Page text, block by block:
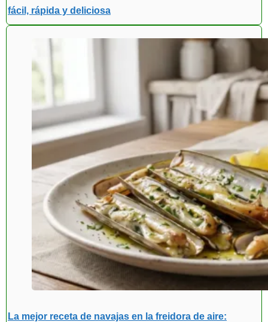
fácil, rápida y deliciosa
La mejor receta de navajas en la freidora de aire: